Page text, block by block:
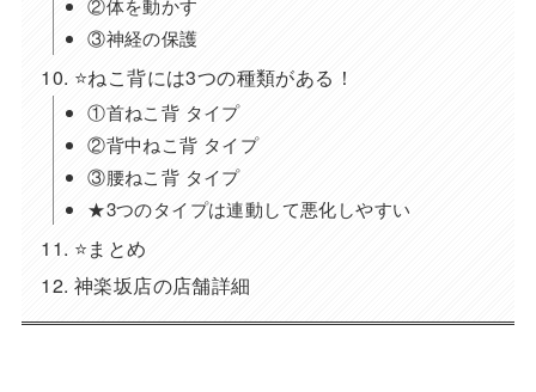
②体を動かす
③神経の保護
⭐️ねこ背には3つの種類がある！
①首ねこ背 タイプ
②背中ねこ背 タイプ
③腰ねこ背 タイプ
★3つのタイプは連動して悪化しやすい
⭐️まとめ
神楽坂店の店舗詳細